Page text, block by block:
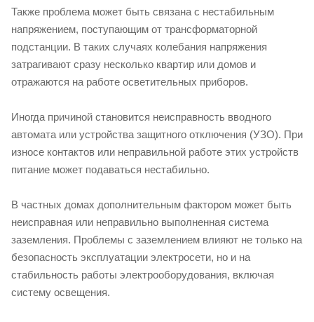
Также проблема может быть связана с нестабильным
напряжением, поступающим от трансформаторной
подстанции. В таких случаях колебания напряжения
затрагивают сразу несколько квартир или домов и
отражаются на работе осветительных приборов.
Иногда причиной становится неисправность вводного
автомата или устройства защитного отключения (УЗО). При
износе контактов или неправильной работе этих устройств
питание может подаваться нестабильно.
В частных домах дополнительным фактором может быть
неисправная или неправильно выполненная система
заземления. Проблемы с заземлением влияют не только на
безопасность эксплуатации электросети, но и на
стабильность работы электрооборудования, включая
систему освещения.